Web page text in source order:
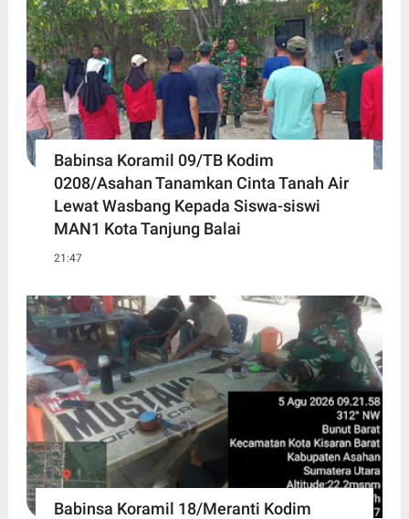
Babinsa Koramil 09/TB Kodim
0208/Asahan Tanamkan Cinta Tanah Air
Lewat Wasbang Kepada Siswa-siswi
MAN1 Kota Tanjung Balai
21:47
Babinsa Koramil 18/Meranti Kodim